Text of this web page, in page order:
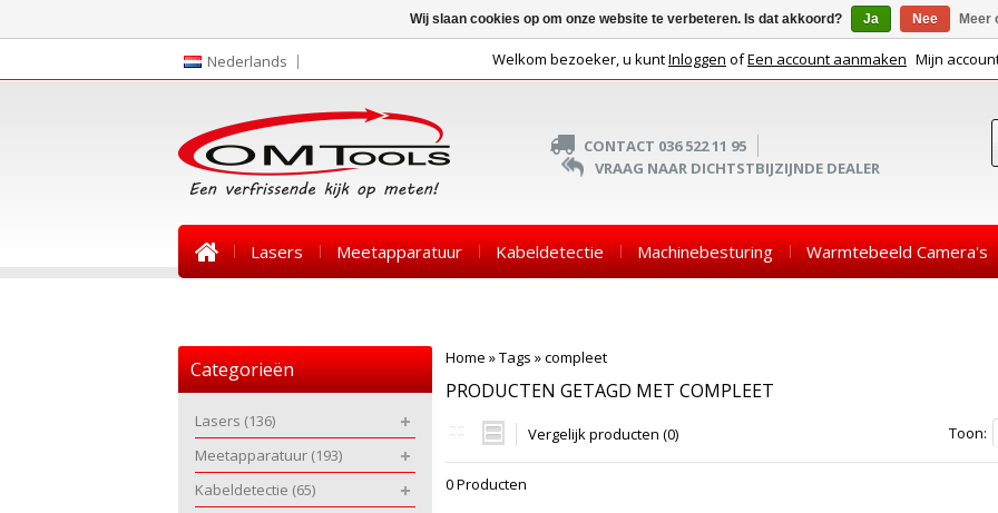
Nederlands Welkom bezoeker, u kuntInloggen ofEen account aanmaken Mijn
CONTACT 036 522 11 95
VRAAG NAAR DICHTSTBIJZIJNDE DEALER
Lasers Meetapparatuur Kabeldetectie Machinebesturing Warmtebeeld Camera's
Home »Tags »compleet
PRODUCTEN GETAGD MET COMPLEET
Vergelijk producten (0) Toon:
0 Producten
Categorieën
Lasers (136)
Meetapparatuur (193)
Kabeldetectie (65)
Wij slaan cookies op om onze website te verbeteren. Is dat akkoord? Ja Nee Meer